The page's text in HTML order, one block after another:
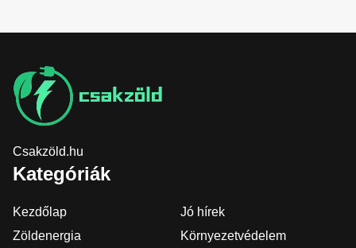
Csakzöld.hu
Kategóriák
Kezdőlap
Jó hírek
Zöldenergia
Környezetvédelem